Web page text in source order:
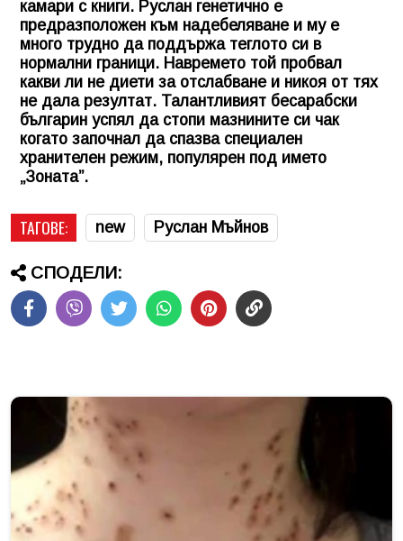
камари с книги. Руслан генетично е
предразположен към надебеляване и му е
много трудно да поддържа теглото си в
нормални граници. Навремето той пробвал
какви ли не диети за отслабване и никоя от тях
не дала резултат. Талантливият бесарабски
българин успял да стопи мазнините си чак
когато започнал да спазва специален
хранителен режим, популярен под името
„Зоната”.
ТАГОВЕ: new Руслан Мъйнов
СПОДЕЛИ: